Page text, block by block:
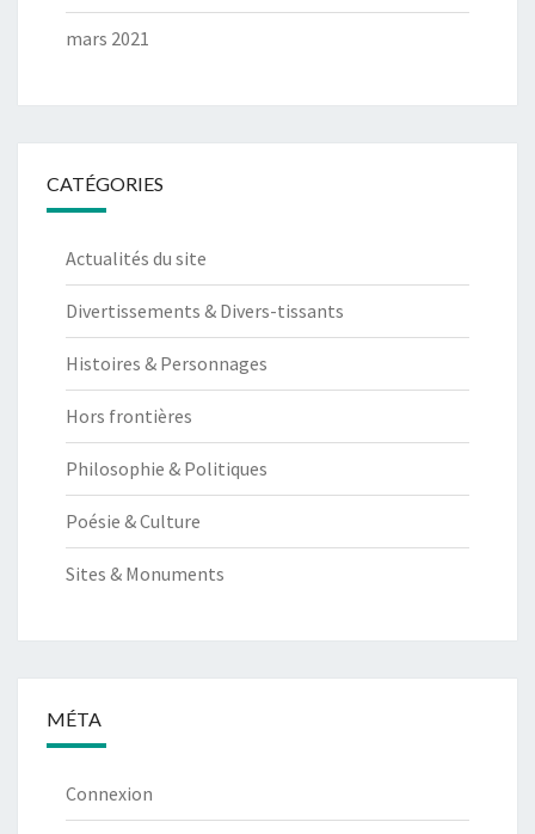
mars 2021
CATÉGORIES
Actualités du site
Divertissements & Divers-tissants
Histoires & Personnages
Hors frontières
Philosophie & Politiques
Poésie & Culture
Sites & Monuments
MÉTA
Connexion